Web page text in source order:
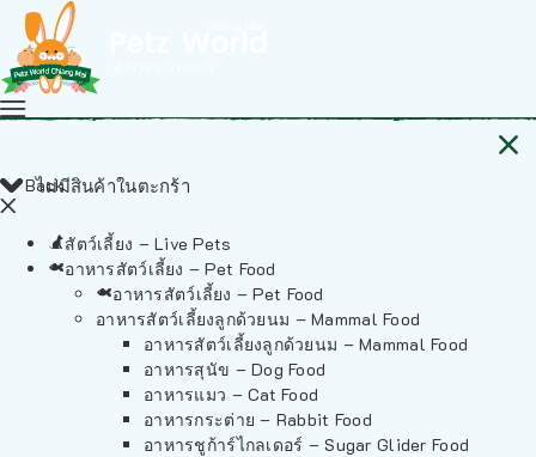
ไม่มีสินค้าในตะกร้า
Back
สัตว์เลี้ยง – Live Pets
อาหารสัตว์เลี้ยง – Pet Food
อาหารสัตว์เลี้ยง – Pet Food
อาหารสัตว์เลี้ยงลูกด้วยนม – Mammal Food
อาหารสัตว์เลี้ยงลูกด้วยนม – Mammal Food
อาหารสุนัข – Dog Food
อาหารแมว – Cat Food
อาหารกระต่าย – Rabbit Food
อาหารชูก้าร์ไกลเดอร์ – Sugar Glider Food